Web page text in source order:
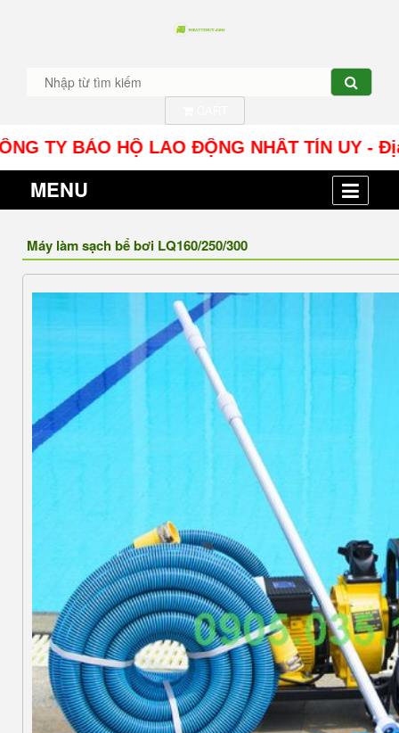
BẢO HỘ LAO ĐỘNG NHÂT TÍN UY - Địa chỉ:
MENU
Máy làm sạch bể bơi LQ160/250/300